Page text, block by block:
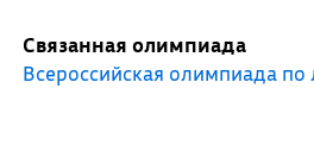
Связанная олимпиада
Всероссийская олимпиада по